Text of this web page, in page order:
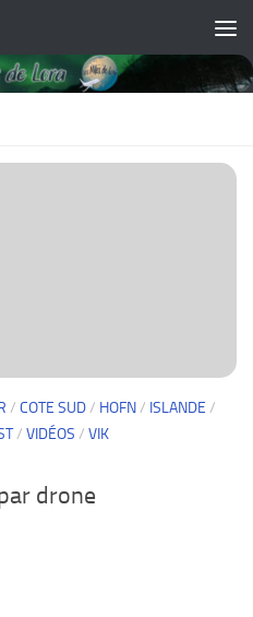
/ COTE SUD/ HOFN/ ISLANDE /
/ VIDÉOS / VIK
drone